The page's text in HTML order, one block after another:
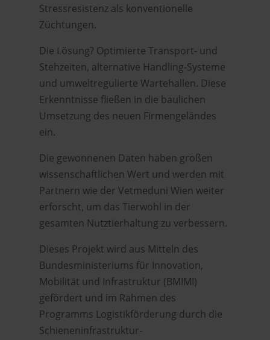
Stressresistenz als konventionelle
Züchtungen.
Die Lösung? Optimierte Transport- und
Stehzeiten, alternative Handling-Systeme
und umweltregulierte Wartehallen. Diese
Erkenntnisse fließen in die baulichen
Umsetzung des neuen Firmengeländes
ein.
Die gewonnenen Daten haben großen
wissenschaftlichen Wert und werden mit
Partnern wie der Vetmeduni Wien weiter
erforscht, um das Tierwohl in der
gesamten Nutztierhaltung zu verbessern.
Dieses Projekt wird aus Mitteln des
Bundesministeriums für Innovation,
Mobilität und Infrastruktur (BMIMI)
gefördert und im Rahmen des
Programms Logistikförderung durch die
Schieneninfrastruktur-